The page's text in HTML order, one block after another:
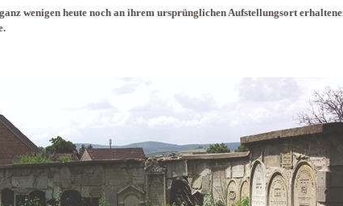
wenigen heute noch an ihrem ursprünglichen Aufstellungsort